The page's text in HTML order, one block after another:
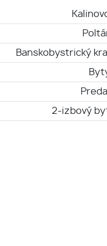
Banskobystrický
2-izbový